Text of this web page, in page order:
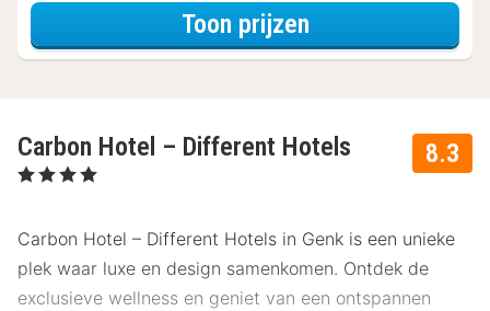
Toon prijzenvoor Late
8.3
Carbon Hotel – Different Hotels
, 4 Sterren
Carbon Hotel – Different Hotels in Genk is een unieke
plek waar luxe en design samenkomen. Ontdek de
exclusieve wellness en geniet van een ontspannen